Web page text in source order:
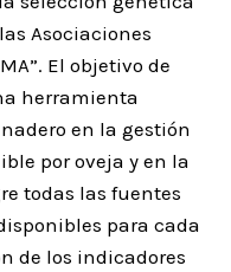
Asociaciones
El objetivo de
herramienta
en la gestión
por oveja y en la
todas las fuentes
para cada
de los indicadores